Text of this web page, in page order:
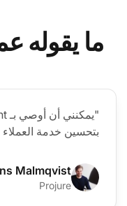
ما يقوله
بتحسين خدمة العملاء
Malmqvist
Projure